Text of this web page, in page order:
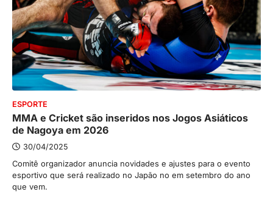
ESPORTE
MMA e Cricket são inseridos nos Jogos Asiáticos
de Nagoya em 2026
30/04/2025
Comitê organizador anuncia novidades e ajustes para o evento
esportivo que será realizado no Japão no em setembro do ano
que vem.